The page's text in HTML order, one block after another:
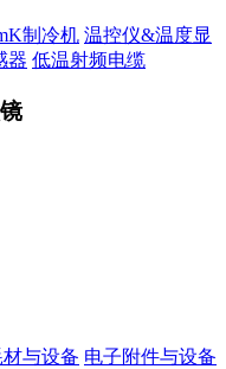
制冷机 温控仪&温度显
器 低温射频电缆
与设备 电子附件与设备